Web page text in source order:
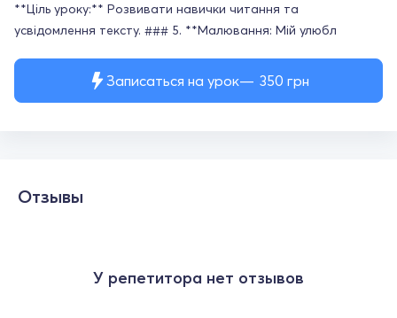
Записаться на урок 350 грн
**Ціль уроку:** Розвивати навички читання та
усвідомлення тексту. ### 5. **Малювання: Мій улюбл
Отзывы
У репетитора нет отзывов